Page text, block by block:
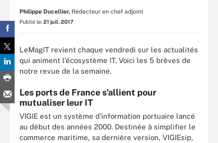
Philippe Ducellier, Rédacteur en chef adjoint
Publié le: 21 juil. 2017
LeMagIT revient chaque vendredi sur les actualités
qui animent l'écosystème IT. Voici les 5 brèves de
notre revue de la semaine.
Les ports de France s’allient pour
mutualiser leur IT
VIGIE est un système d'information portuaire lancé
au début des années 2000. Destinée à simplifier le
commerce maritime, sa dernière version, VIGIEsip,